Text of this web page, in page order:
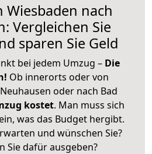
Wiesbaden nach
Vergleichen Sie
sparen Sie Geld
bei jedem Umzug – Die
Ob innerorts oder von
oder nach Bad
kostet. Man muss sich
was das Budget hergibt.
und wünschen Sie?
Sie dafür ausgeben?